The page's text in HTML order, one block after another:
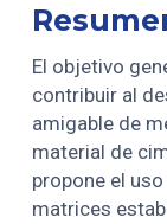
El objetivo
contribuir al
amigable de
material de
propone el
matrices